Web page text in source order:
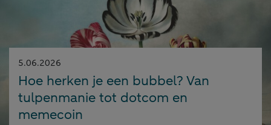
Gepubliceerd
op:
5.06.2026
Hoe herken je een bubbel? Van
tulpenmanie tot dotcom en
memecoin